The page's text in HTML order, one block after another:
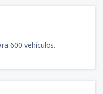
600 vehículos.